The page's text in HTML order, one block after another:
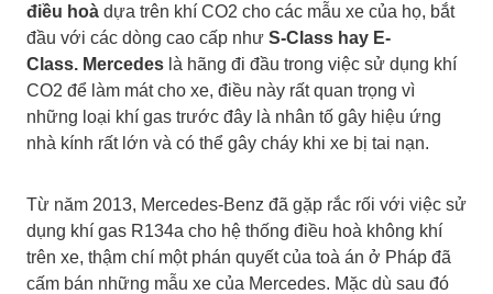
điều hoà dựa trên khí CO2 cho các mẫu xe của họ, bắt
đầu với các dòng cao cấp như S-Class hay E-
Class. Mercedes là hãng đi đầu trong việc sử dụng khí
CO2 để làm mát cho xe, điều này rất quan trọng vì
những loại khí gas trước đây là nhân tố gây hiệu ứng
nhà kính rất lớn và có thể gây cháy khi xe bị tai nạn.
Từ năm 2013, Mercedes-Benz đã gặp rắc rối với việc sử
dụng khí gas R134a cho hệ thống điều hoà không khí
trên xe, thậm chí một phán quyết của toà án ở Pháp đã
cấm bán những mẫu xe của Mercedes. Mặc dù sau đó